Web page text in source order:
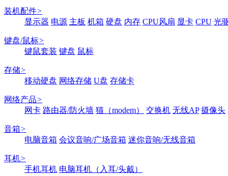
装机配件>
显示器 电源 主板 机箱 硬盘 内存 CPU风扇 显卡 CPU 光
键盘/鼠标>
键鼠套装 键盘 鼠标
存储>
移动硬盘 网络存储 U盘 存储卡
网络产品>
网卡 路由器/防火墙 猫（modem） 交换机 无线AP 摄像头
音箱>
电脑音箱 会议音响/广场音箱 迷你音响/无线音箱
耳机>
手机耳机 电脑耳机（入耳/头戴）